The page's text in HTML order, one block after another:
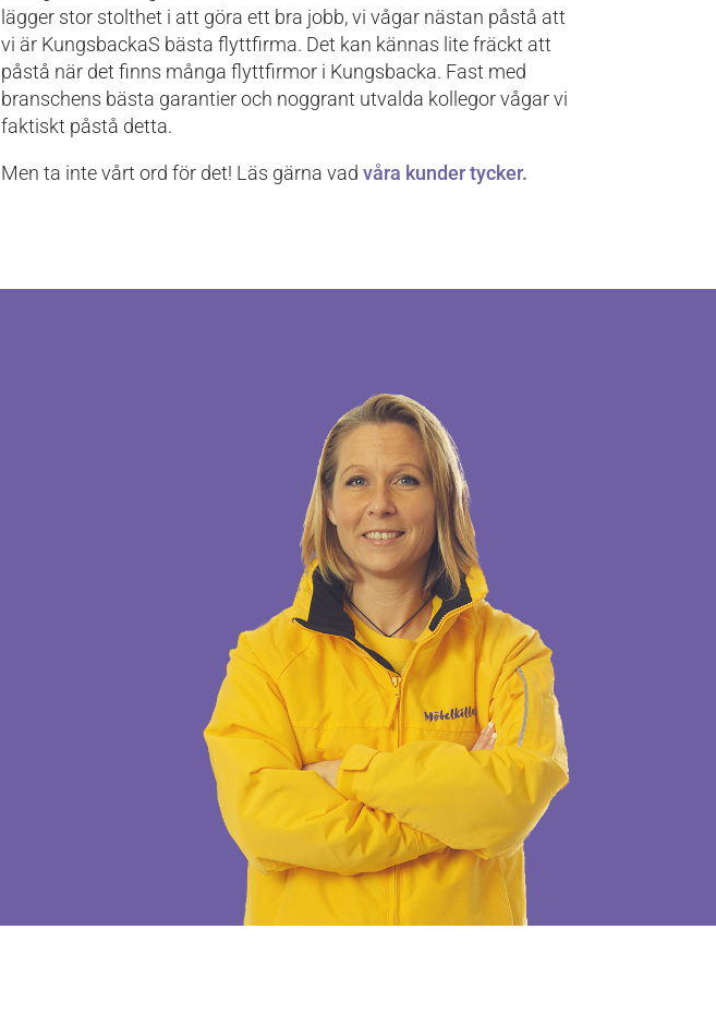
lägger stor stolthet i att göra ett bra jobb, vi vågar nästan påstå att
vi är KungsbackaS bästa flyttfirma. Det kan kännas lite fräckt att
påstå när det finns många flyttfirmor i Kungsbacka. Fast med
branschens bästa garantier och noggrant utvalda kollegor vågar vi
faktiskt påstå detta.
Men ta inte vårt ord för det! Läs gärna vadvåra kunder tycker.